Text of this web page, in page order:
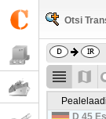
Otsi
D 45